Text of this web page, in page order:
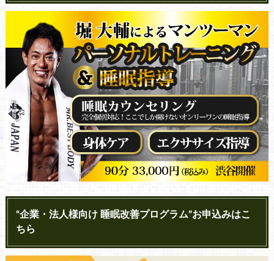
“企業・法人様向け 睡眠改善プログラム”お申込みはこ
ちら